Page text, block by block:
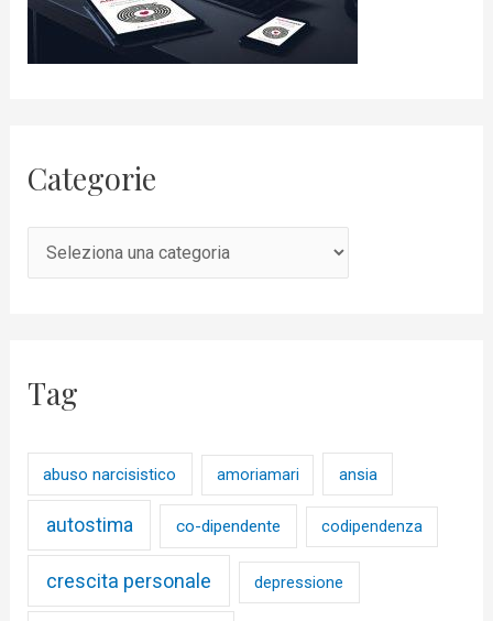
Categorie
Tag
abuso narcisistico amoriamari ansia
autostima co-dipendente codipendenza
crescita personale depressione